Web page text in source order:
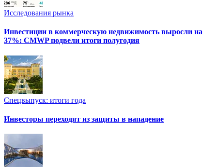
Исследования рынка
Инвестиции в коммерческую недвижимость выросли на
37%: CMWP подвели итоги полугодия
Спецвыпуск: итоги года
Инвесторы переходят из защиты в нападение